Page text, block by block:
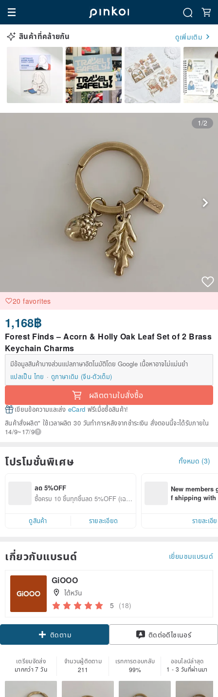
สินค้าที่คล้ายกัน ดูเพิ่มเติม
1/2
20 favorites
1,168฿
Forest Finds – Acorn & Holly Oak Leaf Set of 2 Brass
Keychain Charms
มีข้อมูลสินค้าบางส่วนแปลภาษาอัตโนมัติโดย Google เนื้อหาอาจไม่แม่นยำ
แปลเป็น ไทย
ดูภาษาเดิม (จีน-ตัวเต็ม)
ผลิตตามใบสั่งซื้อ
เขียนข้อความและส่ง eCard ฟรีเมื่อซื้อสินค้า!
สินค้าสั่งผลิต" ใช้เวลาผลิต 30 วันทำการหลังจากชำระเงิน สั่งตอนนี้จะได้รับภายใน
14/9~17/9
โปรโมชั่นพิเศษ ทั้งหมด (3)
ลด 5%OFF
ซื้อครบ 10 ชิ้นทุกชิ้นลด 5%OFF (เฉพา
ดูสินค้า
รายละเอียด
New members
f shipping
รายละเอี
เกี่ยวกับแบรนด์ เยี่ยมชมแบรนด์
GiOOO
ไต้หวัน
5 (18)
Claim coupon
ติดตาม ติดต่อดีไซเนอร์
เตรียมจัดส่ง
มากกว่า 7 วัน
จำนวนผู้ติดตาม
211
เรทการตอบกลับ
99%
ออนไลน์ล่าสุด
1 - 3 วันที่ผ่านมา